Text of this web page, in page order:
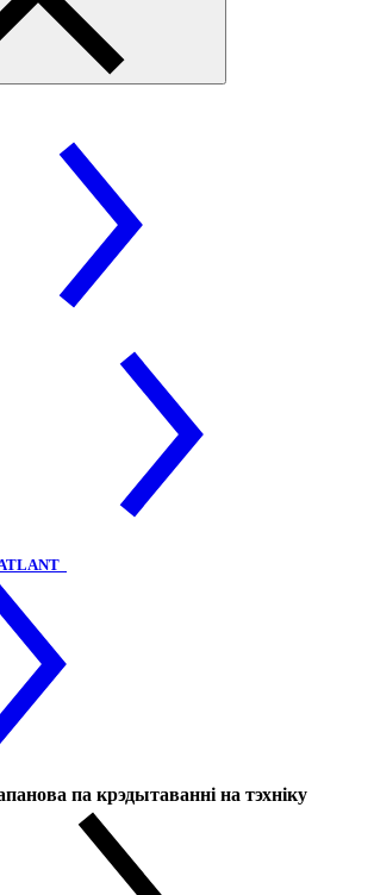
па крэдытаванні на тэхніку